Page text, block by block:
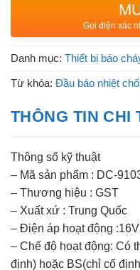
Gọi điện xác
Danh mục: Thiết bị báo
Từ khóa: Đầu báo nhiệt
THÔNG TIN CHI
Thông số kỹ thuật
– Mã sản phẩm : DC-
– Thương hiệu : GST
– Xuất xứ : Trung Quốc
– Điện áp hoạt động
– Chế độ hoạt động: Có
định) hoặc BS(chỉ cố